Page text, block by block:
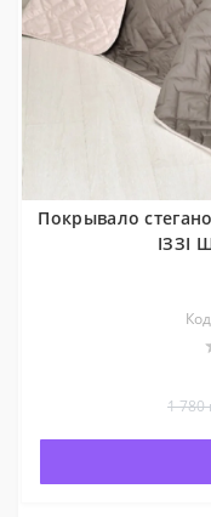
Покрывало
ІЗЗІ
1 780